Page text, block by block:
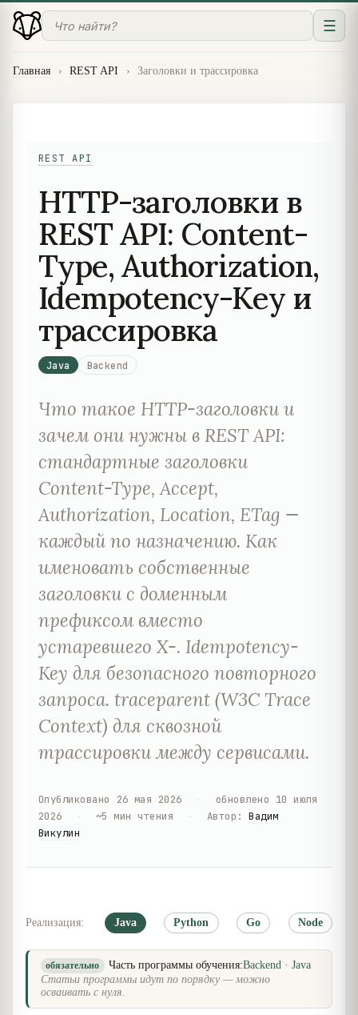
☰
Главная › REST API › Заголовки и трассировка
REST API
HTTP-заголовки в
REST API: Content-
Type, Authorization,
Idempotency-Key и
трассировка
Java Backend
Что такое HTTP-заголовки и
зачем они нужны в REST API:
стандартные заголовки
Content-Type, Accept,
Authorization, Location, ETag —
каждый по назначению. Как
именовать собственные
заголовки с доменным
префиксом вместо
устаревшего X-. Idempotency-
Key для безопасного повторного
запроса. traceparent (W3C Trace
Context) для сквозной
трассировки между сервисами.
Опубликовано 26 мая 2026 обновлено 10 июля
2026
~5 мин чтения Автор :Вадим
Викулин
Реализация: Java Python Go Node
обязательно Часть программы обучения:Backend · Java
Статьи программы идут по порядку — можно
осваивать с нуля.